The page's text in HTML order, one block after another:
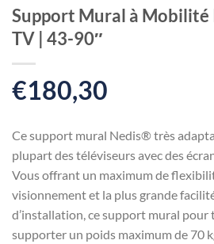
Support Mural à
TV | 43-90″
€180,30
Ce support mural Nedis® très
plupart des téléviseurs avec des
Vous offrant un maximum de
visionnement et la plus grande
d’installation, ce support mural pour
supporter un poids maximum de 70